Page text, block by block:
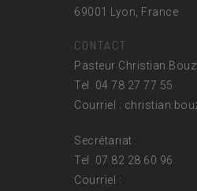
69001 Lyon, France
CONTACT
Pasteur Christian
Tel. 04 78 27 77 55
Courriel :
Secrétariat :
Tel. 07 82 28 60 96
Courriel :